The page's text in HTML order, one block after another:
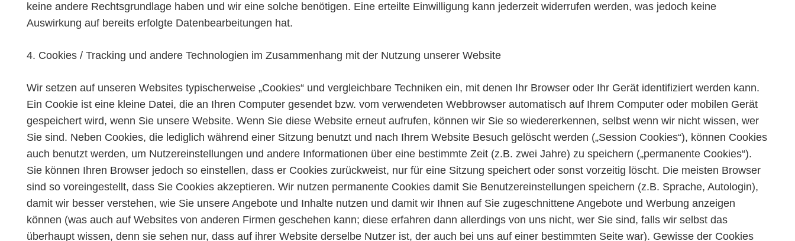
keine andere Rechtsgrundlage haben und wir eine solche benötigen. Eine erteilte Einwilligung kann jederzeit widerrufen werden, was jedoch keine
Auswirkung auf bereits erfolgte Datenbearbeitungen hat.
4. Cookies / Tracking und andere Technologien im Zusammenhang mit der Nutzung unserer Website
Wir setzen auf unseren Websites typischerweise „Cookies“ und vergleichbare Techniken ein, mit denen Ihr Browser oder Ihr Gerät identifiziert werden kann.
Ein Cookie ist eine kleine Datei, die an Ihren Computer gesendet bzw. vom verwendeten Webbrowser automatisch auf Ihrem Computer oder mobilen Gerät
gespeichert wird, wenn Sie unsere Website. Wenn Sie diese Website erneut aufrufen, können wir Sie so wiedererkennen, selbst wenn wir nicht wissen, wer
Sie sind. Neben Cookies, die lediglich während einer Sitzung benutzt und nach Ihrem Website Besuch gelöscht werden („Session Cookies“), können Cookies
auch benutzt werden, um Nutzereinstellungen und andere Informationen über eine bestimmte Zeit (z.B. zwei Jahre) zu speichern („permanente Cookies“).
Sie können Ihren Browser jedoch so einstellen, dass er Cookies zurückweist, nur für eine Sitzung speichert oder sonst vorzeitig löscht. Die meisten Browser
sind so voreingestellt, dass Sie Cookies akzeptieren. Wir nutzen permanente Cookies damit Sie Benutzereinstellungen speichern (z.B. Sprache, Autologin),
damit wir besser verstehen, wie Sie unsere Angebote und Inhalte nutzen und damit wir Ihnen auf Sie zugeschnittene Angebote und Werbung anzeigen
können (was auch auf Websites von anderen Firmen geschehen kann; diese erfahren dann allerdings von uns nicht, wer Sie sind, falls wir selbst das
überhaupt wissen, denn sie sehen nur, dass auf ihrer Website derselbe Nutzer ist, der auch bei uns auf einer bestimmten Seite war). Gewisse der Cookies